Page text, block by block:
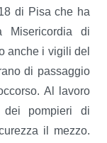
di Pisa che ha
Misericordia di
anche i vigili del
di passaggio
Al lavoro
dei pompieri di
il mezzo.